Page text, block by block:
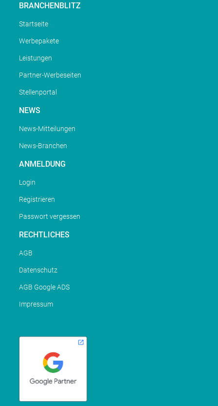
BRANCHENBLITZ
Startseite
Werbepakete
Leistungen
Partner-Werbeseiten
Stellenportal
NEWS
News-Mitteilungen
News-Branchen
ANMELDUNG
Login
Registrieren
Passwort vergessen
RECHTLICHES
AGB
Datenschutz
AGB Google ADS
Impressum